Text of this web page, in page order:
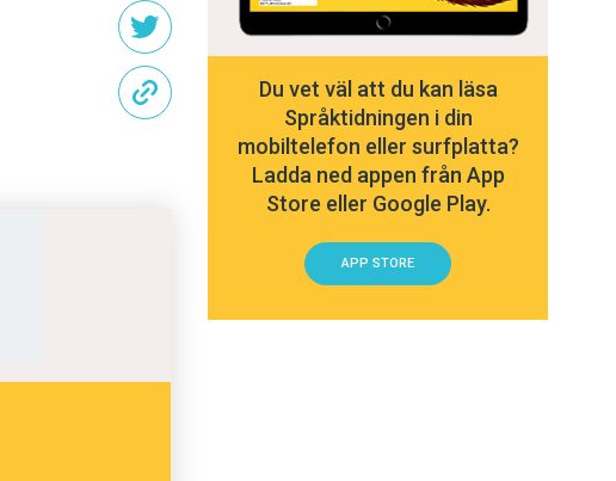
Du vet väl att du kan läsa
Språktidningen i din
mobiltelefon eller surfplatta?
Ladda ned appen från App
Store eller Google Play.
APP STORE